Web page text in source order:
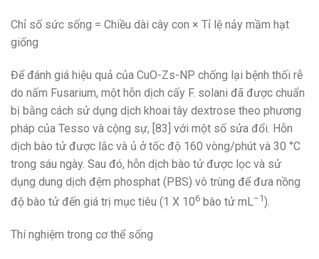
Chỉ số sức sống = Chiều dài cây con × Tỉ lệ nảy mầm hạt
giống
Để đánh giá hiệu quả của CuO-Zs-NP chống lại bệnh thối rễ
do nấm Fusarium, một hỗn dịch cấy F. solani đã được chuẩn
bị bằng cách sử dụng dịch khoai tây dextrose theo phương
pháp của Tesso và cộng sự, [83] với một số sửa đổi. Hỗn
dịch bào tử được lắc và ủ ở tốc độ 160 vòng/phút và 30 °C
trong sáu ngày. Sau đó, hỗn dịch bào tử được lọc và sử
dụng dung dịch đệm phosphat (PBS) vô trùng để đưa nồng
độ bào tử đến giá trị mục tiêu (1 X 106 bào tử mL−1).
Thí nghiệm trong cơ thể sống